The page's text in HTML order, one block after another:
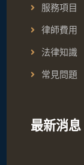
服務項目
律師費用
法律知識
常見問題
最新消息